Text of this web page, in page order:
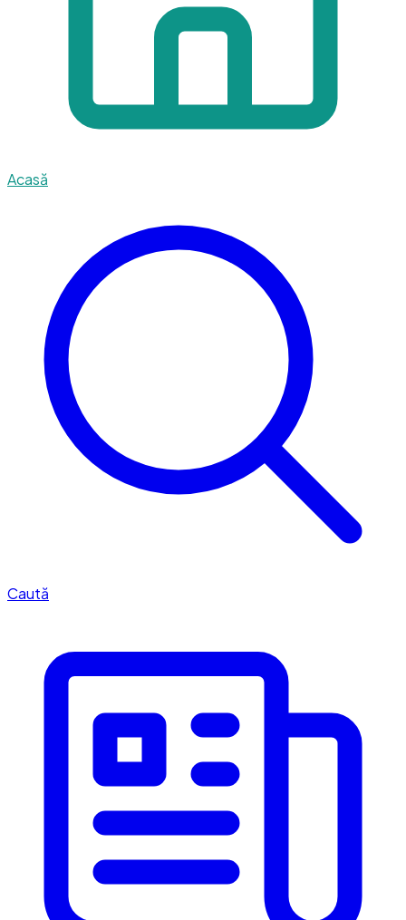
Acasă
Caută